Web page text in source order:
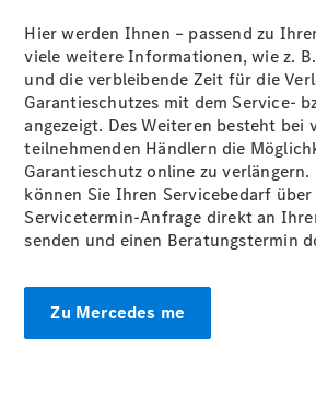
Hier werden Ihnen – passend zu
viele weitere Informationen, wie z.
und die verbleibende Zeit für die
Garantieschutzes mit dem Service-
angezeigt. Des Weiteren besteht bei
teilnehmenden Händlern die
Garantieschutz online zu
können Sie Ihren Servicebedarf
Servicetermin-Anfrage direkt an
senden und einen Beratungstermin
Zu Mercedes me